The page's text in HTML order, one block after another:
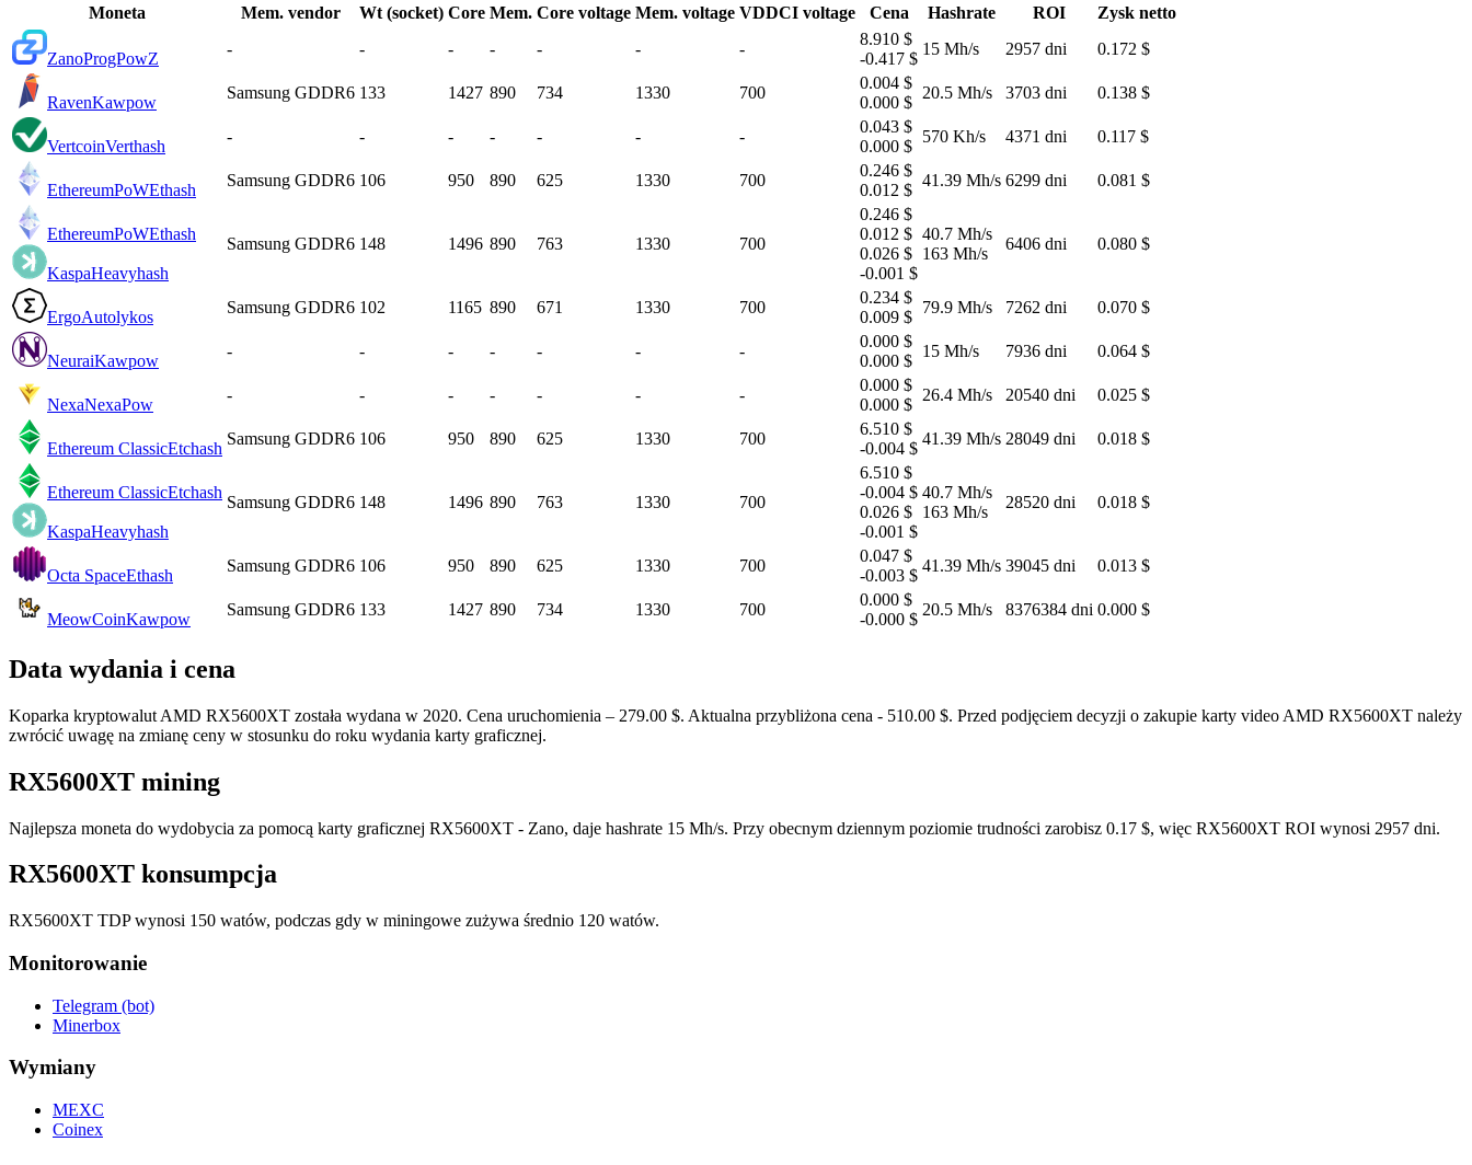
Moneta
Mem. vendor Wt (socket) Core Mem. Core voltage Mem. voltage VDDCI voltage Cena Hashrate ROI Zysk netto
ZanoProgPowZ
- - - - - - -
8.910 $
-0.417 $
15 Mh/s 2957 dni 0.172 $
RavenKawpow
Samsung GDDR6 133 1427 890 734 1330 700
0.004 $
0.000 $
20.5 Mh/s 3703 dni 0.138 $
VertcoinVerthash
- - - - - - -
0.043 $
0.000 $
570 Kh/s 4371 dni 0.117 $
EthereumPoWEthash
Samsung GDDR6 106 950 890 625 1330 700
0.246 $
0.012 $
41.39 Mh/s 6299 dni 0.081 $
EthereumPoWEthash
KaspaHeavyhash
Samsung GDDR6 148 1496 890 763 1330 700
0.246 $
0.012 $
0.026 $
-0.001 $
40.7 Mh/s
163 Mh/s
6406 dni 0.080 $
ErgoAutolykos
Samsung GDDR6 102 1165 890 671 1330 700
0.234 $
0.009 $
79.9 Mh/s 7262 dni 0.070 $
NeuraiKawpow
- - - - - - -
0.000 $
0.000 $
15 Mh/s 7936 dni 0.064 $
NexaNexaPow
- - - - - - -
0.000 $
0.000 $
26.4 Mh/s 20540 dni 0.025 $
Ethereum ClassicEtchash
Samsung GDDR6 106 950 890 625 1330 700
6.510 $
-0.004 $
41.39 Mh/s 28049 dni 0.018 $
Ethereum ClassicEtchash
KaspaHeavyhash
Samsung GDDR6 148 1496 890 763 1330 700
6.510 $
-0.004 $
0.026 $
-0.001 $
40.7 Mh/s
163 Mh/s
28520 dni 0.018 $
Octa SpaceEthash
Samsung GDDR6 106 950 890 625 1330 700
0.047 $
-0.003 $
41.39 Mh/s 39045 dni 0.013 $
MeowCoinKawpow
Samsung GDDR6 133 1427 890 734 1330 700
0.000 $
-0.000 $
20.5 Mh/s 8376384 dni 0.000 $
Data wydania i cena
Koparka kryptowalut AMD RX5600XT została wydana w 2020. Cena uruchomienia – 279.00 $. Aktualna przybliżona cena - 510.00 $. Przed podjęciem decyzji o zakupie karty video AMD RX5600XT należy
zwrócić uwagę na zmianę ceny w stosunku do roku wydania karty graficznej.
RX5600XT mining
Najlepsza moneta do wydobycia za pomocą karty graficznej RX5600XT - Zano, daje hashrate 15 Mh/s. Przy obecnym dziennym poziomie trudności zarobisz 0.17 $, więc RX5600XT ROI wynosi 2957 dni.
RX5600XT konsumpcja
RX5600XT TDP wynosi 150 watów, podczas gdy w miningowe zużywa średnio 120 watów.
Monitorowanie
Telegram (bot)
Minerbox
Wymiany
MEXC
Coinex